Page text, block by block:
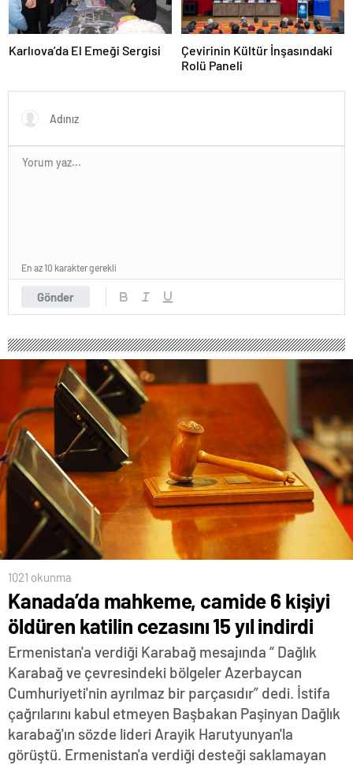
Karlıova’da El Emeği Sergisi
Çevirinin Kültür İnşasındaki
Rolü Paneli
Gönder
En az 10 karakter gerekli
1021 okunma
Kanada’da mahkeme, camide 6 kişiyi
öldüren katilin cezasını 15 yıl indirdi
Ermenistan'a verdiği Karabağ mesajında “ Dağlık
Karabağ ve çevresindeki bölgeler Azerbaycan
Cumhuriyeti'nin ayrılmaz bir parçasıdır” dedi. İstifa
çağrılarını kabul etmeyen Başbakan Paşinyan Dağlık
karabağ'ın sözde lideri Arayik Harutyunyan'la
görüştü. Ermenistan'a verdiği desteği saklamayan